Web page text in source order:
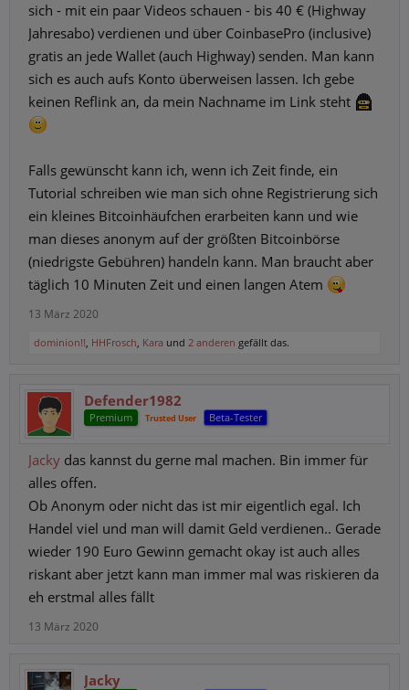
sich - mit ein paar Videos schauen - bis 40 € (Highway
Jahresabo) verdienen und über CoinbasePro (inclusive)
gratis an jede Wallet (auch Highway) senden. Man kann
sich es auch aufs Konto überweisen lassen. Ich gebe
keinen Reflink an, da mein Nachname im Link steht
Falls gewünscht kann ich, wenn ich Zeit finde, ein
Tutorial schreiben wie man sich ohne Registrierung sich
ein kleines Bitcoinhäufchen erarbeiten kann und wie
man dieses anonym auf der größten Bitcoinbörse
(niedrigste Gebühren) handeln kann. Man braucht aber
täglich 10 Minuten Zeit und einen langen Atem
13 März 2020
dominion!!, HHFrosch, Kara und 2 anderen gefällt das.
Defender1982
Premium Trusted User Beta-Tester
Jacky das kannst du gerne mal machen. Bin immer für
alles offen.
Ob Anonym oder nicht das ist mir eigentlich egal. Ich
Handel viel und man will damit Geld verdienen.. Gerade
wieder 190 Euro Gewinn gemacht okay ist auch alles
riskant aber jetzt kann man immer mal was riskieren da
eh erstmal alles fällt
13 März 2020
Jacky